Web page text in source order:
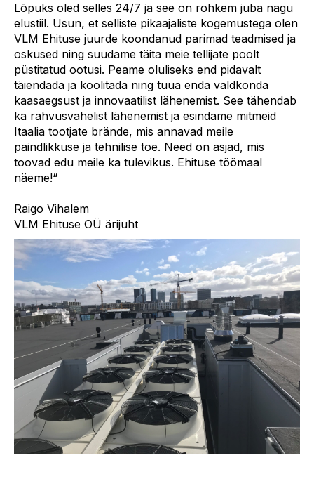
Lõpuks oled selles 24/7 ja see on rohkem juba nagu
elustiil. Usun, et selliste pikaajaliste kogemustega olen
VLM Ehituse juurde koondanud parimad teadmised ja
oskused ning suudame täita meie tellijate poolt
püstitatud ootusi. Peame oluliseks end pidavalt
täiendada ja koolitada ning tuua enda valdkonda
kaasaegsust ja innovaatilist lähenemist. See tähendab
ka rahvusvahelist lähenemist ja esindame mitmeid
Itaalia tootjate brände, mis annavad meile
paindlikkuse ja tehnilise toe. Need on asjad, mis
toovad edu meile ka tulevikus. Ehituse töömaal
näeme!“
Raigo Vihalem
VLM Ehituse OÜ ärijuht